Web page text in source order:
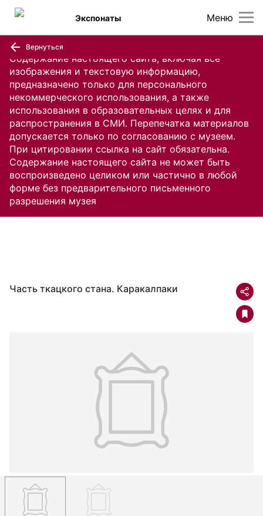
Содержание настоящего сайта, включая все
изображения и текстовую информацию,
предназначено только для персонального
некоммерческого использования, а также
использования в образовательных целях и для
распространения в СМИ. Перепечатка материалов
допускается только по согласованию с музеем.
При цитировании ссылка на сайт обязательна.
Содержание настоящего сайта не может быть
воспроизведено целиком или частично в любой
форме без предварительного письменного
разрешения музея
Меню
Экспонаты
Вернуться
Часть ткацкого стана. Каракалпаки